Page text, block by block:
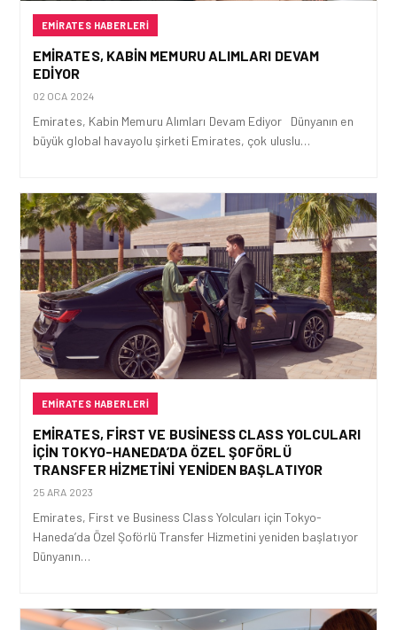
EMIRATES HABERLERI
EMIRATES, KABIN MEMURU ALIMLARI DEVAM
EDIYOR
02 OCA 2024
Emirates, Kabin Memuru Alımları Devam Ediyor Dünyanın en
büyük global havayolu şirketi Emirates, çok uluslu…
EMIRATES HABERLERI
EMIRATES, FIRST VE BUSINESS CLASS YOLCULARI
IÇIN TOKYO-HANEDA’DA ÖZEL ŞOFÖRLÜ
TRANSFER HIZMETINI YENIDEN BAŞLATIYOR
25 ARA 2023
Emirates, First ve Business Class Yolcuları için Tokyo-
Haneda’da Özel Şoförlü Transfer Hizmetini yeniden başlatıyor
Dünyanın…